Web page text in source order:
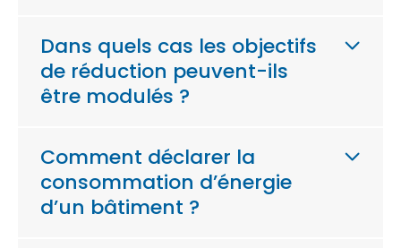
Dans quels cas les objectifs
de réduction peuvent-ils
être modulés ?
Comment déclarer la
consommation d’énergie
d’un bâtiment ?